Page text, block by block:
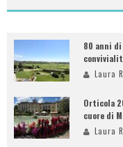
80 anni
Laura
Orticola
cuore di
Laura